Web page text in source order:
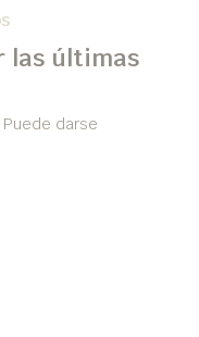
las últimas
darse